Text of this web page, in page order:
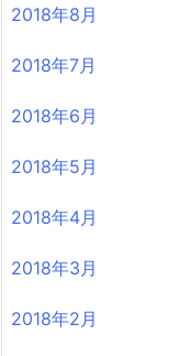
2018年8月
2018年7月
2018年6月
2018年5月
2018年4月
2018年3月
2018年2月